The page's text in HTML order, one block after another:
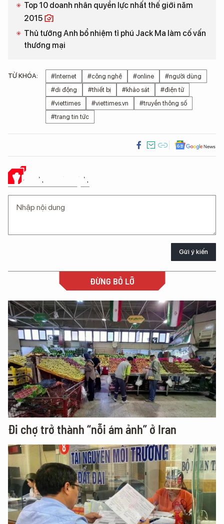
Top 10 doanh nhân quyền lực nhất thế giới năm
2015
Thủ tướng Anh bổ nhiệm tỉ phú Jack Ma làm cố vấn
thương mại
TỪ KHÓA: #Internet #công nghệ #online
#người dùng
#di động
#thiết bị #khảo sát
#điện tử
#viettimes
#viettimes.vn
#truyền thông số
#trang tin tức
Ý KIẾN CỦA BẠN
Gửi ý kiến
ĐỪNG BỎ LỠ
Đi chợ trở thành “nỗi ám ảnh” ở Iran